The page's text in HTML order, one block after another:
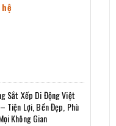
Sắt Xếp Di Động Việt
Tiện Lợi, Bền Đẹp, Phù
Không Gian